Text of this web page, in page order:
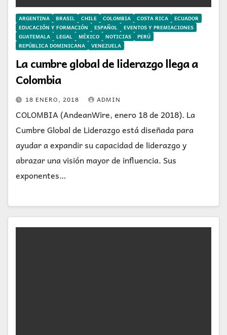
ARGENTINA BRASIL CHILE COLOMBIA COSTA RICA
ECUADOR
EDUCACIÓN Y FORMACIÓN
ESPAÑOL
EVENTOS Y PREMIACIONES
GUATEMALA
LEGAL MÉXICO NOTICIAS
PERÚ
REPÚBLICA DOMINICANA
VENEZUELA
La cumbre global de liderazgo llega a
Colombia
18 ENERO, 2018 ADMIN
COLOMBIA (AndeanWire, enero 18 de 2018). La
Cumbre Global de Liderazgo está diseñada para
ayudar a expandir su capacidad de liderazgo y
abrazar una visión mayor de influencia. Sus
exponentes…